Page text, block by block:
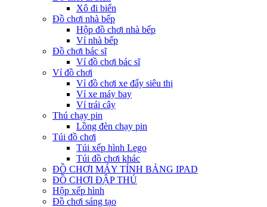
Xô đi biển
Đồ chơi nhà bếp
Hộp đồ chơi nhà bếp
Vỉ nhà bếp
Đồ chơi bác sĩ
Vỉ đồ chơi bác sĩ
Vỉ đồ chơi
Vỉ đồ chơi xe đẩy siêu thị
Vỉ xe máy bay
Vỉ trái cây
Thú chạy pin
Lồng đèn chạy pin
Túi đồ chơi
Túi xếp hình Lego
Túi đồ chơi khác
ĐỒ CHƠI MÁY TÍNH BẢNG IPAD
ĐỒ CHƠI ĐẬP THÚ
Hộp xếp hình
Đồ chơi sáng tạo